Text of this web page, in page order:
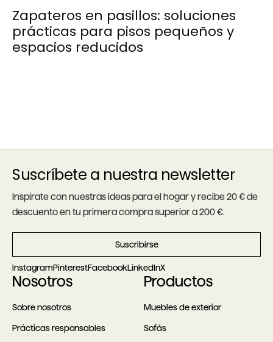
Zapateros en pasillos: soluciones
prácticas para pisos pequeños y
espacios reducidos
Suscríbete a nuestra newsletter
Inspírate con nuestras ideas para el hogar y recibe 20 € de
descuento en tu primera compra superior a 200 €.
Suscribirse
InstagramPinterestFacebookLinkedInX
Nosotros
Sobre nosotros
Prácticas responsables
Productos
Muebles de exterior
Sofás